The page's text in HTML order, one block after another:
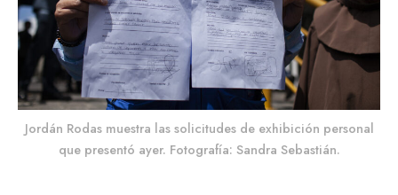
Jordán Rodas muestra las solicitudes de exhibición personal
que presentó ayer. Fotografía: Sandra Sebastián.